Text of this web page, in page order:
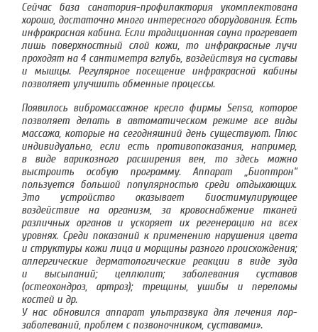
Сейчас база санатория-профилактория укомплектована
хорошо, достаточно много интересного оборудования.Есть
инфракрасная кабина. Если традиционная сауна прогревает
лишь поверхностный слой кожи, то инфракрасные лучи
проходят на 4 сантиметра вглубь, воздействуя на суставы
и мышцы. Регулярное посещение инфракрасной кабины
позволяет улучшить обменные процессы.
Появилось вибромассажное кресло фирмы Sensa, которое
позволяет делать в автоматическом режиме все виды
массажа, которые на сегодняшний день существуют. Плюс
индивидуально, если есть противопоказания, например,
в виде варикозного расширения вен, то здесь можно
выстроить особую программу. Аппарат „Биоптрон“
пользуется большой популярностью среди отдыхающих.
Это устройство оказывает биостимулирующее
воздействие на организм, за кровоснабжение тканей
различных органов и ускоряет их регенерацию на всех
уровнях. Среди показаний к применению нарушения цвета
и структуры кожи лица и морщины разного происхождения;
аллергические дерматологические реакции в виде зуда
и высыпаний; целлюлит; заболевания суставов
(остеохондроз, артроз); трещины, ушибы и переломы
костей и др.
У нас обновился аппарат ультразвука для лечения лор-
заболеваний, проблем с позвоночником, суставами».